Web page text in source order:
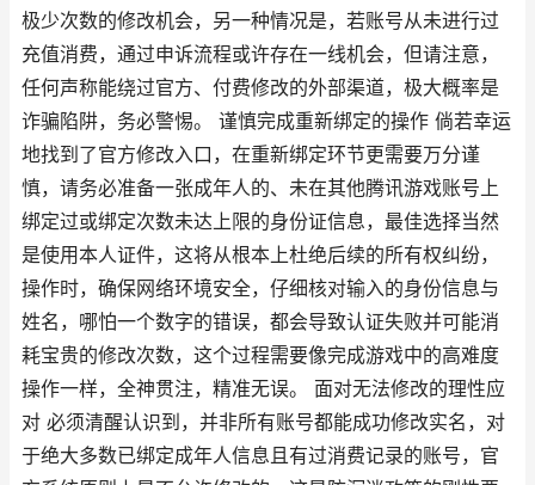
极少次数的修改机会，另一种情况是，若账号从未进行过
充值消费，通过申诉流程或许存在一线机会，但请注意，
任何声称能绕过官方、付费修改的外部渠道，极大概率是
诈骗陷阱，务必警惕。 谨慎完成重新绑定的操作 倘若幸运
地找到了官方修改入口，在重新绑定环节更需要万分谨
慎，请务必准备一张成年人的、未在其他腾讯游戏账号上
绑定过或绑定次数未达上限的身份证信息，最佳选择当然
是使用本人证件，这将从根本上杜绝后续的所有权纠纷，
操作时，确保网络环境安全，仔细核对输入的身份信息与
姓名，哪怕一个数字的错误，都会导致认证失败并可能消
耗宝贵的修改次数，这个过程需要像完成游戏中的高难度
操作一样，全神贯注，精准无误。 面对无法修改的理性应
对 必须清醒认识到，并非所有账号都能成功修改实名，对
于绝大多数已绑定成年人信息且有过消费记录的账号，官